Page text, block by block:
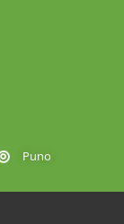
Puno